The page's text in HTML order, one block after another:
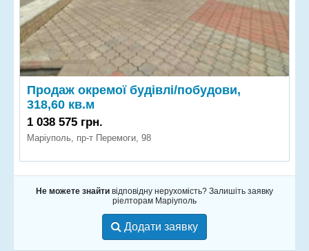
Продаж окремої будівлі/побудови,
318,60 кв.м
1 038 575 грн.
Маріуполь, пр-т Перемоги, 98
Не можете знайти відповідну нерухомість? Залишіть заявку
ріелторам Маріуполь
Додати заявку